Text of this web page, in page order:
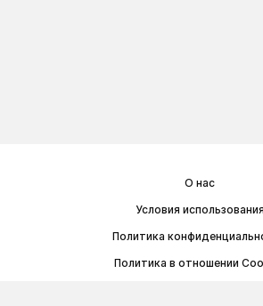
О нас
Условия использования
Политика
Политика в отношении